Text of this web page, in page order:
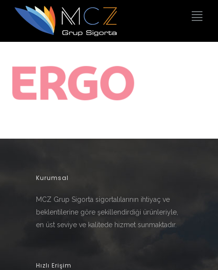
Kurumsal
MCZ Grup Sigorta sigortalılarının ihtiyaç ve
beklentilerine göre şekillendirdiği ürünleriyle,
en üst seviye ve kalitede hizmet sunmaktadır.
Hızlı Erişim